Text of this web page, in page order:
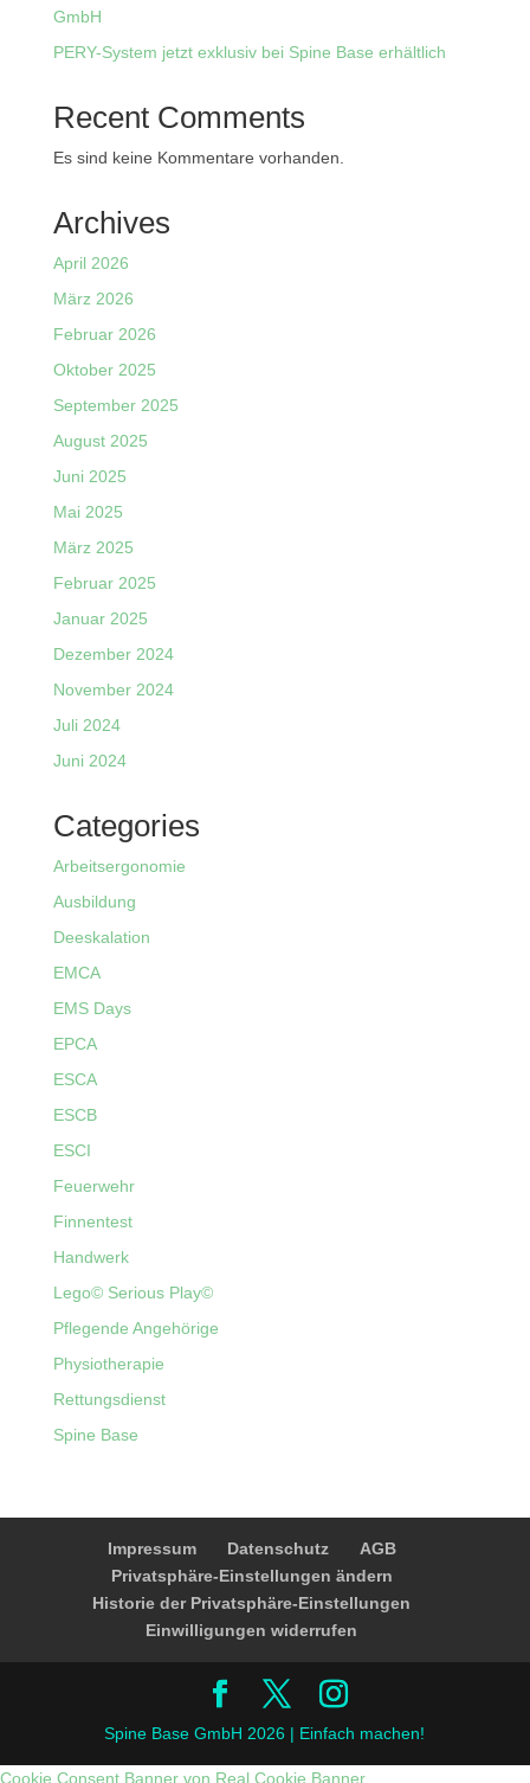
GmbH
PERY-System jetzt exklusiv bei Spine Base erhältlich
Recent Comments
Es sind keine Kommentare vorhanden.
Archives
April 2026
März 2026
Februar 2026
Oktober 2025
September 2025
August 2025
Juni 2025
Mai 2025
März 2025
Februar 2025
Januar 2025
Dezember 2024
November 2024
Juli 2024
Juni 2024
Categories
Arbeitsergonomie
Ausbildung
Deeskalation
EMCA
EMS Days
EPCA
ESCA
ESCB
ESCI
Feuerwehr
Finnentest
Handwerk
Lego© Serious Play©
Pflegende Angehörige
Physiotherapie
Rettungsdienst
Spine Base
Impressum Datenschutz
AGB
Privatsphäre-Einstellungen ändern
Historie der Privatsphäre-Einstellungen
Einwilligungen widerrufen
Spine Base GmbH 2026 | Einfach machen!
Cookie Consent Banner von Real Cookie Banner